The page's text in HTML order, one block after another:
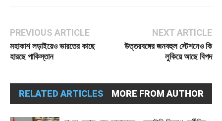
PREVIOUS ARTICLE
মহাকাশ লড়াইয়েও ভারতের কাছে
হারছে পাকিস্তান
NEXT ARTICLE
উত্তরবঙ্গের জনবহুল স্টেশনেও কি
লুকিয়ে আছে বিপদ
RELATED ARTICLES MORE FROM AUTHOR